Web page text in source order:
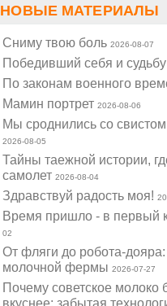
НОВЫЕ МАТЕРИАЛЫ
Cниму твою боль2026-08-07
Победивший себя и
По законам военного
Мамин портрет2026-08-06
Мы сроднились со
2026-08-05
Тайны таежной истории,
самолет2026-08-04
Здравствуй радость моя!
Время пришло - в первый
02
От фляги до робота-дояра:
молочной фермы2026-07-27
Почему советское молоко
вкуснее: забытая